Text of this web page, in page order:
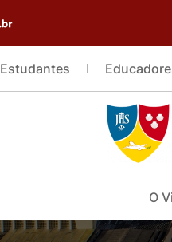
Estudantes
O